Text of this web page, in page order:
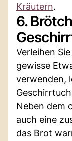
Kräutern.
6.
Verleihen
gewisse
verwenden,
Neben dem
auch eine
das Brot